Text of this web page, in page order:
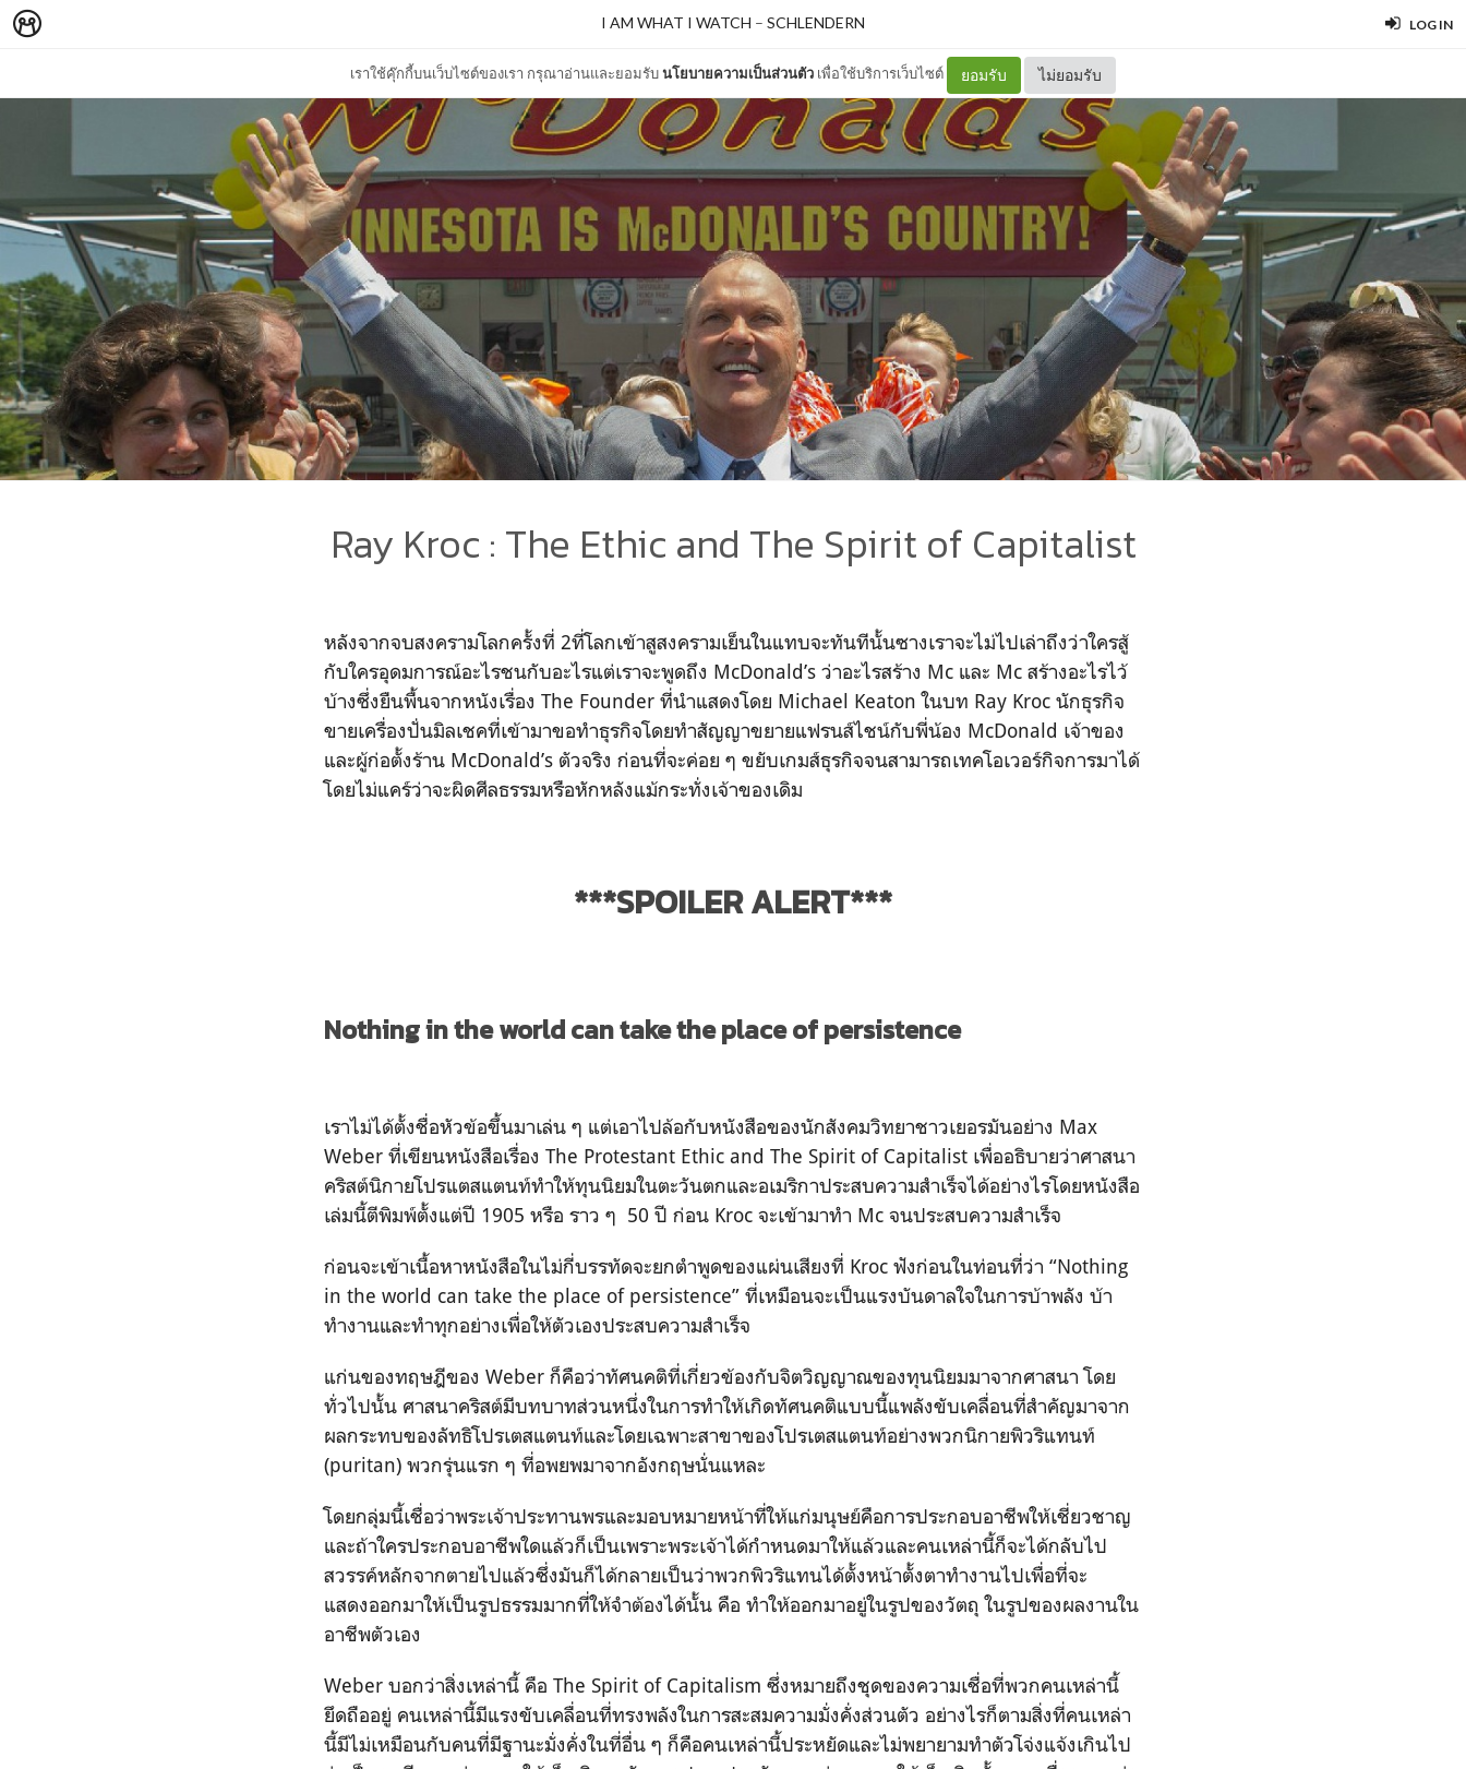
LOG IN
เราใช้คุ๊กกี้บนเว็บไซต์ของเรา กรุณาอ่านและยอมรับนโยบายความเป็นส่วนตัว เพื่อใช้บริการเว็บไซต์ ยอมรับ ไม่ยอมรับ
I AM WHAT I WATCH – SCHLENDERN
Ray Kroc : The Ethic and The Spirit of Capitalist
หลังจากจบสงครามโลกครั้งที่ 2ที่โลกเข้าสูสงครามเย็นในแทบจะทันทีนั้นซางเราจะไม่ไปเล่าถึงว่าใครสู้
กับใครอุดมการณ์อะไรชนกับอะไรแต่เราจะพูดถึง McDonald’s ว่าอะไรสร้าง Mc และ Mc สร้างอะไรไว้
บ้างซึ่งยืนพื้นจากหนังเรื่อง The Founder ที่นำแสดงโดย Michael Keaton ในบท Ray Kroc นักธุรกิจ
ขายเครื่องปั่นมิลเชคที่เข้ามาขอทำธุรกิจโดยทำสัญญาขยายแฟรนส์ไชน์กับพี่น้อง McDonald เจ้าของ
และผู้ก่อตั้งร้าน McDonald’s ตัวจริง ก่อนที่จะค่อย ๆ ขยับเกมส์ธุรกิจจนสามารถเทคโอเวอร์กิจการมาได้
โดยไม่แคร์ว่าจะผิดศีลธรรมหรือหักหลังแม้กระทั่งเจ้าของเดิม
***SPOILER ALERT***
Nothing in the world can take the place of persistence
เราไม่ได้ตั้งชื่อหัวข้อขึ้นมาเล่น ๆ แต่เอาไปล้อกับหนังสือของนักสังคมวิทยาชาวเยอรมันอย่าง Max
Weber ที่เขียนหนังสือเรื่อง The Protestant Ethic and The Spirit of Capitalist เพื่ออธิบายว่าศาสนา
คริสต์นิกายโปรแตสแตนท์ทำให้ทุนนิยมในตะวันตกและอเมริกาประสบความสำเร็จได้อย่างไรโดยหนังสือ
เล่มนี้ตีพิมพ์ตั้งแต่ปี 1905 หรือ ราว ๆ 50 ปี ก่อน Kroc จะเข้ามาทำ Mc จนประสบความสำเร็จ
ก่อนจะเข้าเนื้อหาหนังสือในไม่กี่บรรทัดจะยกตำพูดของแผ่นเสียงที่ Kroc ฟังก่อนในท่อนที่ว่า “Nothing
in the world can take the place of persistence” ที่เหมือนจะเป็นแรงบันดาลใจในการบ้าพลัง บ้า
ทำงานและทำทุกอย่างเพื่อให้ตัวเองประสบความสำเร็จ
แก่นของทฤษฎีของ Weber ก็คือว่าทัศนคติที่เกี่ยวข้องกับจิตวิญญาณของทุนนิยมมาจากศาสนา โดย
ทั่วไปนั้น ศาสนาคริสต์มีบทบาทส่วนหนึ่งในการทําให้เกิดทัศนคติแบบนี้แพลังขับเคลื่อนที่สําคัญมาจาก
ผลกระทบของลัทธิโปรเตสแตนท์และโดยเฉพาะสาขาของโปรเตสแตนท์อย่างพวกนิกายพิวริแทนท์
(puritan) พวกรุ่นแรก ๆ ที่อพยพมาจากอังกฤษนั่นแหละ
โดยกลุ่มนี้เชื่อว่าพระเจ้าประทานพรและมอบหมายหน้าที่ให้แก่มนุษย์คือการประกอบอาชีพให้เชี่ยวชาญ
และถ้าใครประกอบอาชีพใดแล้วก็เป็นเพราะพระเจ้าได้กำหนดมาให้แล้วและคนเหล่านี้ก็จะได้กลับไป
สวรรค์หลักจากตายไปแล้วซึ่งมันก็ได้กลายเป็นว่าพวกพิวริแทนได้ตั้งหน้าตั้งตาทำงานไปเพื่อที่จะ
แสดงออกมาให้เป็นรูปธรรมมากที่ให้จำต้องได้นั้น คือ ทำให้ออกมาอยู่ในรูปของวัตถุ ในรูปของผลงานใน
อาชีพตัวเอง
Weber บอกว่าสิ่งเหล่านี้ คือ The Spirit of Capitalism ซึ่งหมายถึงชุดของความเชื่อที่พวกคนเหล่านี้
ยึดถืออยู่ คนเหล่านี้มีแรงขับเคลื่อนที่ทรงพลังในการสะสมความมั่งคั่งส่วนตัว อย่างไรก็ตามสิ่งที่คนเหล่า
นี้มีไม่เหมือนกับคนที่มีฐานะมั่งคั่งในที่อื่น ๆ ก็คือคนเหล่านี้ประหยัดและไม่พยายามทำตัวโจ่งแจ้งเกินไป